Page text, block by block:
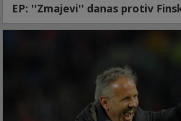
EP: ''Zmajevi'' danas protiv